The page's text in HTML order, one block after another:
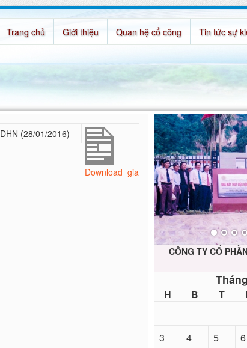
Trang chủ Giới thiệu Quan hệ cổ công Tin tức sự
(28/01/2016)
Download_giaodich_dautien_28012016
CÔNG TY CỔ
H B T
3
4 5 6